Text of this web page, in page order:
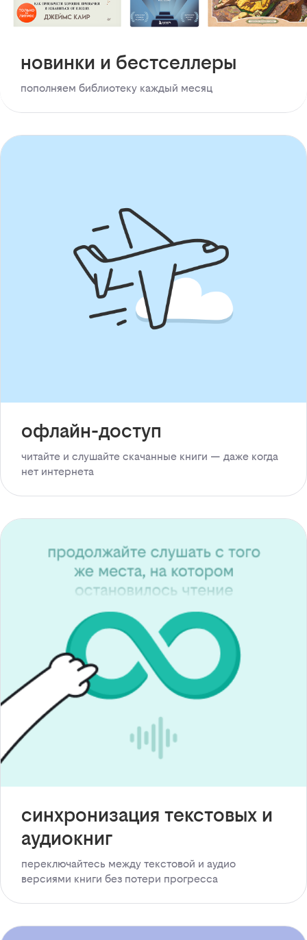
новинки и бестселлеры
пополняем библиотеку каждый месяц
офлайн-доступ
читайте и слушайте скачанные книги — даже когда
нет интернета
синхронизация текстовых и
аудиокниг
переключайтесь между текстовой и аудио
версиями книги без потери прогресса